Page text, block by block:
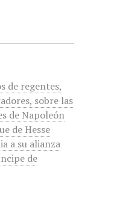
de regentes,
sobre las
de Napoleón
de Hesse
a su alianza
de